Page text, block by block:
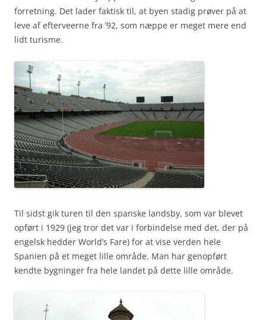
forretning. Det lader faktisk til, at byen stadig prøver på at
leve af efterveerne fra ’92, som næppe er meget mere end
lidt turisme.
Til sidst gik turen til den spanske landsby, som var blevet
opført i 1929 (jeg tror det var i forbindelse med det, der på
engelsk hedder World’s Fare) for at vise verden hele
Spanien på et meget lille område. Man har genopført
kendte bygninger fra hele landet på dette lille område.